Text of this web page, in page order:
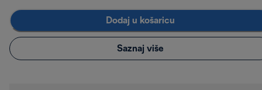
Dodaj u košaricu
Saznaj više